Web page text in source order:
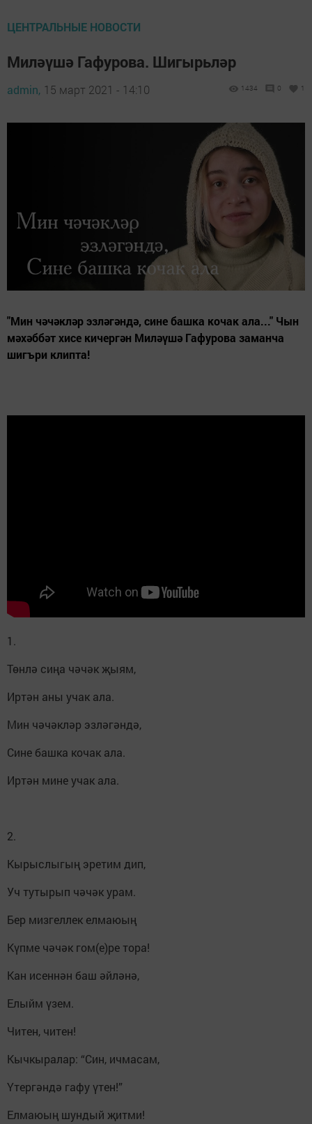
ЦЕНТРАЛЬНЫЕ НОВОСТИ
Миләүшә Гафурова. Шигырьләр
admin, 15 март 2021 - 14:10 1434 0 1
"Мин чәчәкләр эзләгәндә, сине башка кочак ала..." Чын
мәхәббәт хисе кичергән Миләүшә Гафурова заманча
шигъри клипта!
1.
Төнлә сиңа чәчәк җыям,
Иртән аны учак ала.
Мин чәчәкләр эзләгәндә,
Сине башка кочак ала.
Иртән мине учак ала.
2.
Кырыслыгың эретим дип,
Уч тутырып чәчәк урам.
Бер мизгеллек елмаюың
Күпме чәчәк гом(е)ре тора!
Кан исеннән баш әйләнә,
Елыйм үзем.
Читен, читен!
Кычкыралар: “Син, ичмасам,
Үтергәндә гафу үтен!”
Елмаюың шундый җитми!